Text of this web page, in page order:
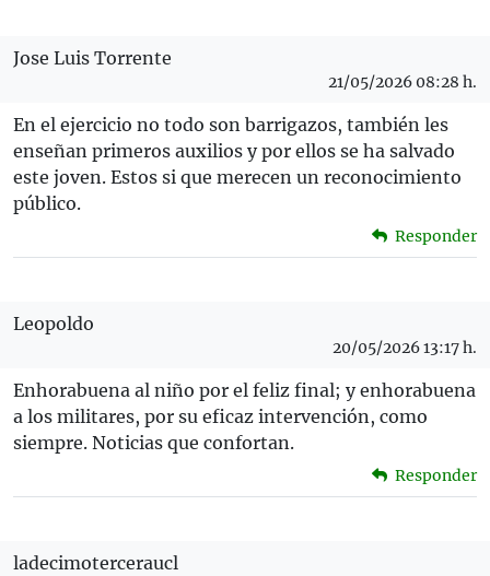
Jose Luis Torrente
21/05/2026 08:28 h.
En el ejercicio no todo son barrigazos, también les
enseñan primeros auxilios y por ellos se ha salvado
este joven. Estos si que merecen un reconocimiento
público.
Responder
Leopoldo
20/05/2026 13:17 h.
Enhorabuena al niño por el feliz final; y enhorabuena
a los militares, por su eficaz intervención, como
siempre. Noticias que confortan.
Responder
ladecimoterceraucl